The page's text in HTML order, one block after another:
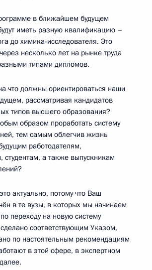
в ближайшем будущем
иметь разную квалификацию –
до химика-исследователя. Это
несколько лет на рынке труда
типами дипломов.
что должны ориентироваться наши
рассматривая кандидатов
типов высшего образования?
образом проработать систему
тем самым облегчив жизнь
работодателям,
студентам, а также выпускникам
актуально, потому что Ваш
в те вузы, в которых мы начинаем
переходу на новую систему
соответствующим Указом,
по настоятельным рекомендациям
в этой сфере, в экспертном